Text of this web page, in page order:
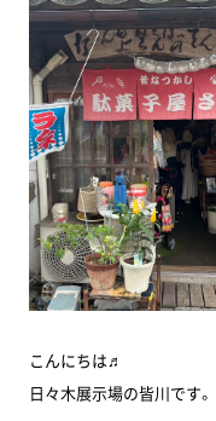
こんにちは♬
日々木展示場の皆川です。